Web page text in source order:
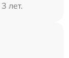
лет.